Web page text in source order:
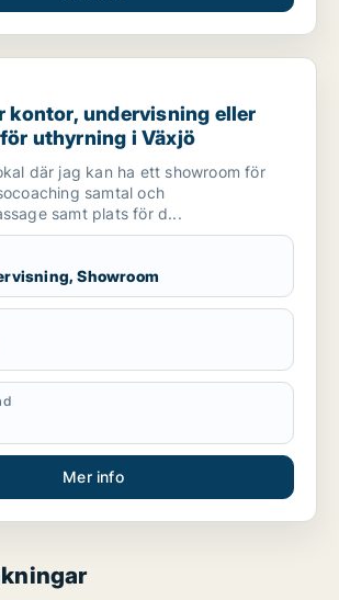
undervisning eller showroom för
kontor, undervisning eller
uthyrning i Växjö
där jag kan ha ett showroom för
samtal och
samt plats för d...
Showroom
Mer info